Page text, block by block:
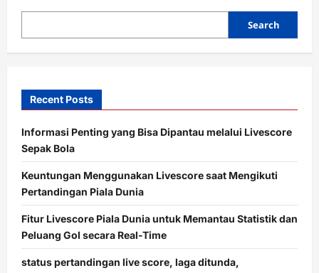
o
Search
Recent Posts
Informasi Penting yang Bisa Dipantau melalui Livescore
Sepak Bola
Keuntungan Menggunakan Livescore saat Mengikuti
Pertandingan Piala Dunia
Fitur Livescore Piala Dunia untuk Memantau Statistik dan
Peluang Gol secara Real-Time
status pertandingan live score, laga ditunda,